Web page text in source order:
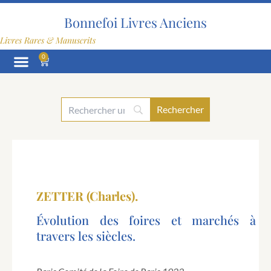
Aller
Bonnefoi Livres Anciens
Livres Rares & Manuscrits
0
Panier
ZETTER (Charles).
Évolution des foires et marchés à
travers les siècles.